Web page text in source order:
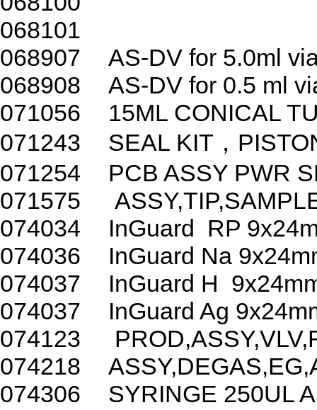
068101
068907
AS-DV for 5.0ml
068908
AS-DV for 0.5 ml
071056
15ML CONICAL
071243
SEAL KIT，
071254
PCB ASSY PWR
071575
074034
InGuard RP
074036
InGuard Na
074037
InGuard H
074037
InGuard Ag
074123
074218
074306
SYRINGE 250UL